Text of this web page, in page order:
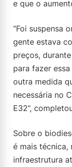
e que o
“Foi suspensa
gente estava
preços,
para fazer
outra medida
necessária no
E32”,
Sobre o
é mais técnica,
infraestrutura